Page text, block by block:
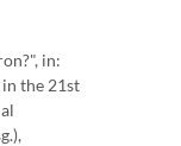
in:
the 21st